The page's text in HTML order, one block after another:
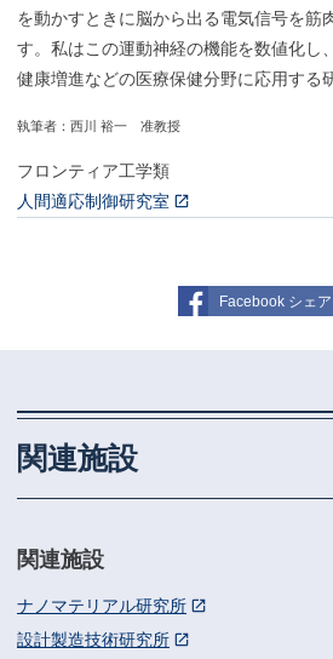
を動かすときに脳から出る電気信号を筋
す。私はこの運動神経の機能を数値化し
健康増進などの医療保健分野に応用する
執筆者：西川 裕一 准教授
フロンティア工学類
人間適応制御研究室
Facebook シェア
関連施設
関連施設
ナノマテリアル研究所
設計製造技術研究所